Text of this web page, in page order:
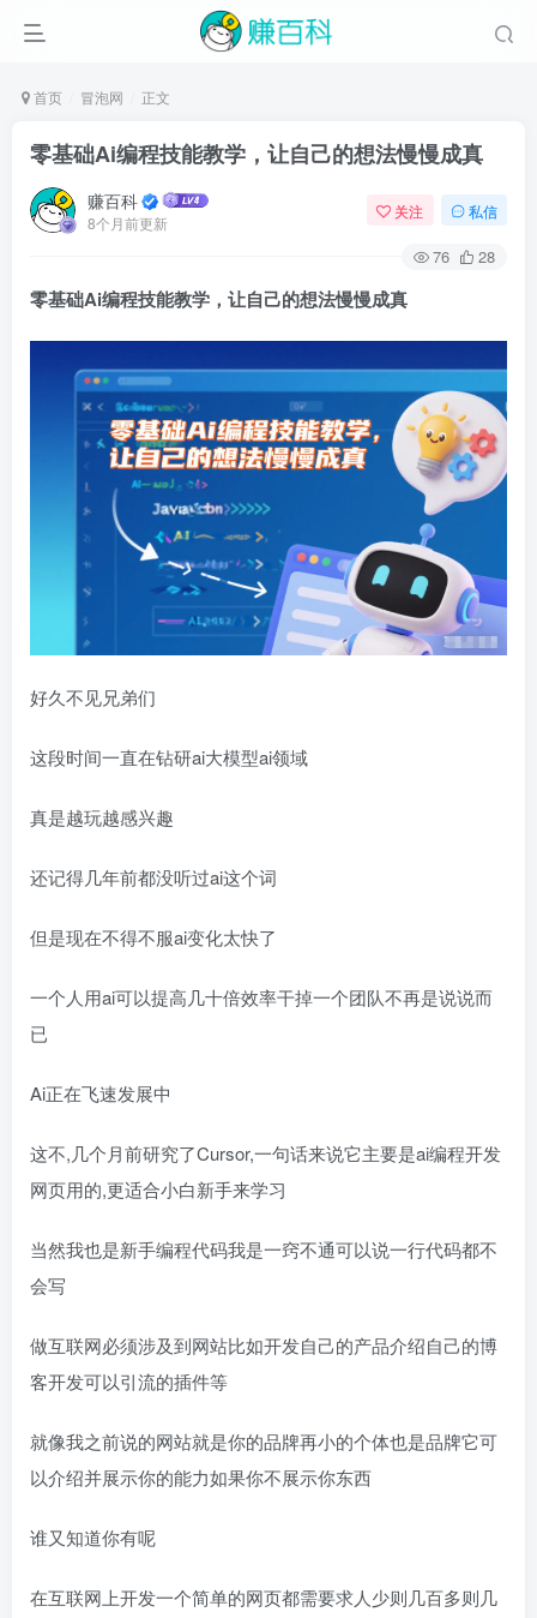
首页 冒泡网 正文
零基础Ai编程技能教学，让自己的想法慢慢成真
赚百科
8个月前更新
关注 私信
76 28
零基础Ai编程技能教学 ，让自己的想法慢慢成真
好久不见兄弟们
这段时间一直在钻研ai大模型ai领域
真是越玩越感兴趣
还记得几年前都没听过ai这个词
但是现在不得不服ai变化太快了
一个人用ai可以提高几十倍效率干掉一个团队不再是说说而
已
Ai正在飞速发展中
这不,几个月前研究了Cursor,一句话来说它主要是ai编程开发
网页用的,更适合小白新手来学习
当然我也是新手编程代码我是一窍不通可以说一行代码都不
会写
做互联网必须涉及到网站比如开发自己的产品介绍自己的博
客开发可以引流的插件等
就像我之前说的网站就是你的品牌再小的个体也是品牌它可
以介绍并展示你的能力如果你不展示你东西
谁又知道你有呢
在互联网上开发一个简单的网页都需要求人少则几百多则几